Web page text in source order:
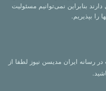
بنابراین نمی‌توانیم مسئولیت
بپذیریم.
رسانه ایران مدیسن نیوز لطفا از